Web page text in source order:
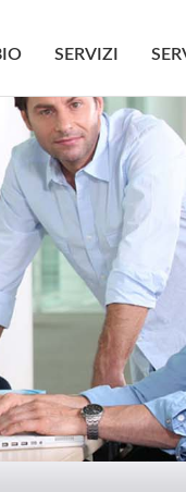
SERVIZI